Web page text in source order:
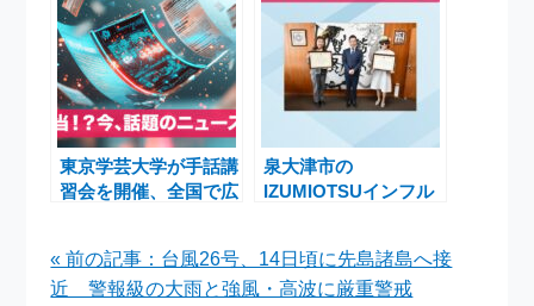
東京学芸大学が手話講
習会を開催、全国で広
泉大津市の
IZUMIOTSUインフル
の喜び
« 前の記事：台風26号、14日頃に先島諸島へ接
近 警報級の大雨と強風・高波に厳重警戒